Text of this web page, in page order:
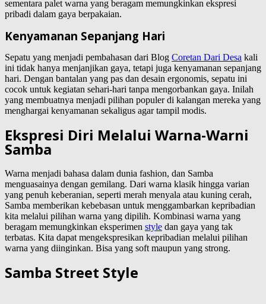
sementara palet warna yang beragam memungkinkan ekspresi
pribadi dalam gaya berpakaian.
Kenyamanan Sepanjang Hari
Sepatu yang menjadi pembahasan dari Blog Coretan Dari Desa kali
ini tidak hanya menjanjikan gaya, tetapi juga kenyamanan sepanjang
hari. Dengan bantalan yang pas dan desain ergonomis, sepatu ini
cocok untuk kegiatan sehari-hari tanpa mengorbankan gaya. Inilah
yang membuatnya menjadi pilihan populer di kalangan mereka yang
menghargai kenyamanan sekaligus agar tampil modis.
Ekspresi Diri Melalui Warna-Warni
Samba
Warna menjadi bahasa dalam dunia fashion, dan Samba
menguasainya dengan gemilang. Dari warna klasik hingga varian
yang penuh keberanian, seperti merah menyala atau kuning cerah,
Samba memberikan kebebasan untuk menggambarkan kepribadian
kita melalui pilihan warna yang dipilih. Kombinasi warna yang
beragam memungkinkan eksperimen style dan gaya yang tak
terbatas. Kita dapat mengekspresikan kepribadian melalui pilihan
warna yang diinginkan. Bisa yang soft maupun yang strong.
Samba Street Style